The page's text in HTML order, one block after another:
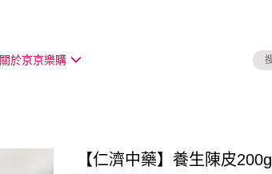
關於京京樂購
【仁濟中藥】養生陳皮200g